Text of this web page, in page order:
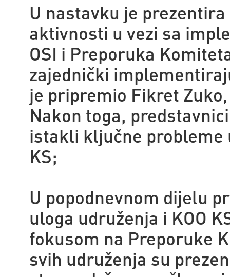
U nastavku je
aktivnosti u vezi sa
OSI i Preporuka
zajednički
je pripremio Fikret
Nakon toga,
istakli ključne probleme
KS;
U popodnevnom dijelu
uloga udruženja i KOO
fokusom na Preporuke
svih udruženja su